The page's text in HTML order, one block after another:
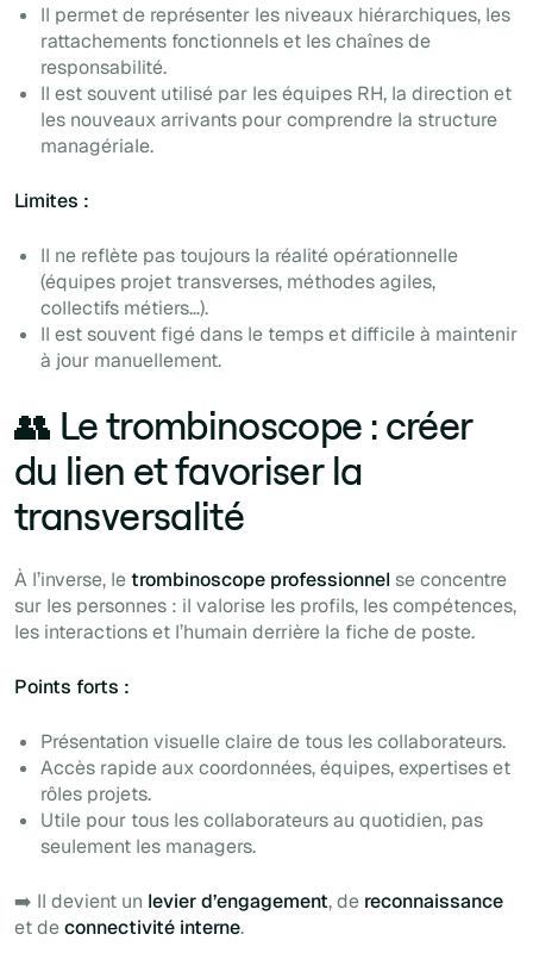
Il permet de représenter les niveaux hiérarchiques, les
rattachements fonctionnels et les chaînes de
responsabilité.
Il est souvent utilisé par les équipes RH, la direction et
les nouveaux arrivants pour comprendre la structure
managériale.
Limites :
Il ne reflète pas toujours la réalité opérationnelle
(équipes projet transverses, méthodes agiles,
collectifs métiers…).
Il est souvent figé dans le temps et difficile à maintenir
à jour manuellement.
👥 Le trombinoscope : créer
du lien et favoriser la
transversalité
À l’inverse, letrombinoscope professionnel se concentre
sur les personnes : il valorise les profils, les compétences,
les interactions et l’humain derrière la fiche de poste.
Points forts :
Présentation visuelle claire de tous les collaborateurs.
Accès rapide aux coordonnées, équipes, expertises et
rôles projets.
Utile pour tous les collaborateurs au quotidien, pas
seulement les managers.
➡️ Il devient un levier d’engagement, de reconnaissance
et deconnectivité interne.